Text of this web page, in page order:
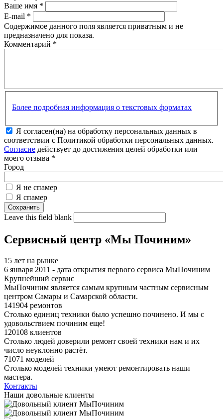
Ваше имя *
E-mail *
Содержимое данного поля является приватным и не
предназначено для показа.
Комментарий *
Более подробная информация о текстовых форматах
Я согласен(на) на обработку персональных данных в
соответствии с Политикой обработки персональных данных.
Согласие действует до достижения целей обработки или
моего отзыва *
Город
Я не спамер
Я спамер
Leave this field blank
Сервисный центр «Мы Починим»
15 лет на рынке
6 января 2011 - дата открытия первого сервиса МыПочиним
Крупнейший сервис
МыПочиним является самым крупным частным сервисным
центром Самары и Самарской области.
141904 ремонтов
Столько единиц техники было успешно починено. И мы с
удовольствием починим еще!
120108 клиентов
Столько людей доверили ремонт своей техники нам и их
число неуклонно растёт.
71071 моделей
Столько моделей техники умеют ремонтировать наши
мастера.
Контакты
Наши довольные клиенты